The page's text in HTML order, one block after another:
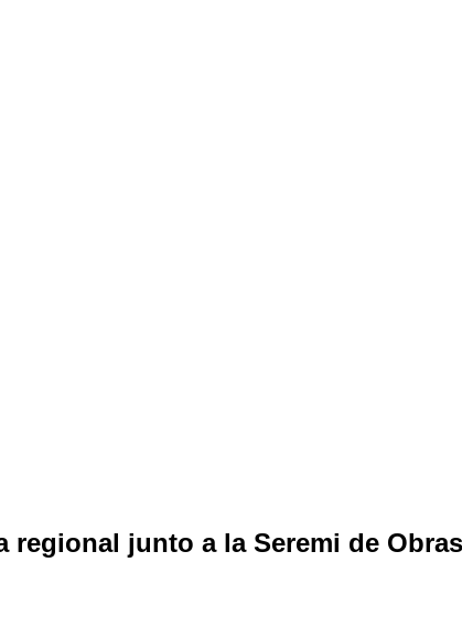
junto a la Seremi de